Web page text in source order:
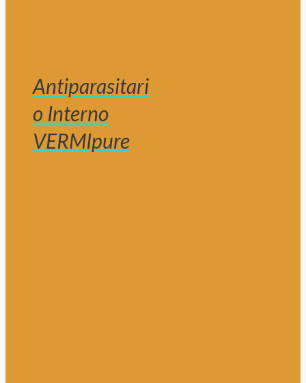
Antiparasitari
o Interno
VERMIpure